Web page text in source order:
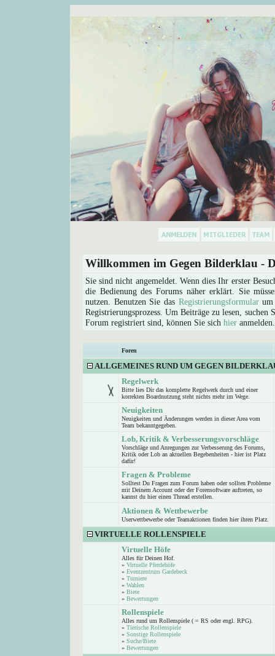
Willkommen im Gegen Bilderklau -
Sie sind nicht angemeldet. Wenn dies Ihr erster
die Bedienung des Forums näher erklärt. Sie
nutzen. Benutzen Sie das Registrierungsformularum
Registrierungsprozess. Um Beiträge zu lesen,
Forum registriert sind, können Sie sich hier anmelden.
Foren
ALLGEMEINES RUND UM GEGEN
Regelwerk
Bitte lies Dir das komplette Regelwerk durch und einer
korrekten Boardnutzung steht nichts mehr im Wege.
Neuigkeiten
Neuigkeiten und Änderungen werden in dieser Area vom
Team bekanntgegeben.
Lob, Kritik & Verbesserungsvorschläge
Vorschläge und Anregungen zur Verbesserung des Forums,
Kritik oder Lob an aktuellen Begebenheiten - hier ist Platz
dafür!
Fragen & Probleme
Solltest Du Fragen zum Forum haben oder sollten Probleme
mit Deinem Account oder der Forensoftware auftreten, so
kannst du hier einen Thread erstellen.
Aktionen & Wettbewerbe
Userwettbewerbe oder Teamaktionen finden hier ihren Platz.
VIRTUELLE ROLLENSPIELE
Virtuelle Höfe
Alles für Deinen Hof.
» Virtuelle Pferdehöfe
» Eventzentrum Gardebeck
» Turniere
» Wahlen
» Biete
» Bewertungen
Rollenspiele
Alles rund um Rollenspiele ( = RS oder engl. RPG).
» Tierische Rollenspiele
» Sonstige Rollenspiele
» Suche/Biete
» Bewertungen